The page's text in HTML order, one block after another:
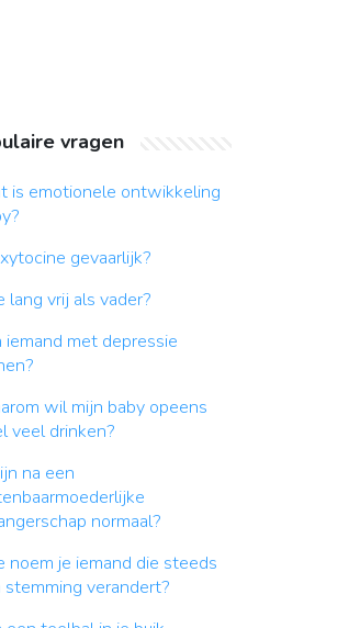
vragen
is emotionele ontwikkeling
gevaarlijk?
lang vrij als vader?
iemand met depressie
wil mijn baby opeens
veel drinken?
na een
normaal?
noem je iemand die steeds
stemming verandert?